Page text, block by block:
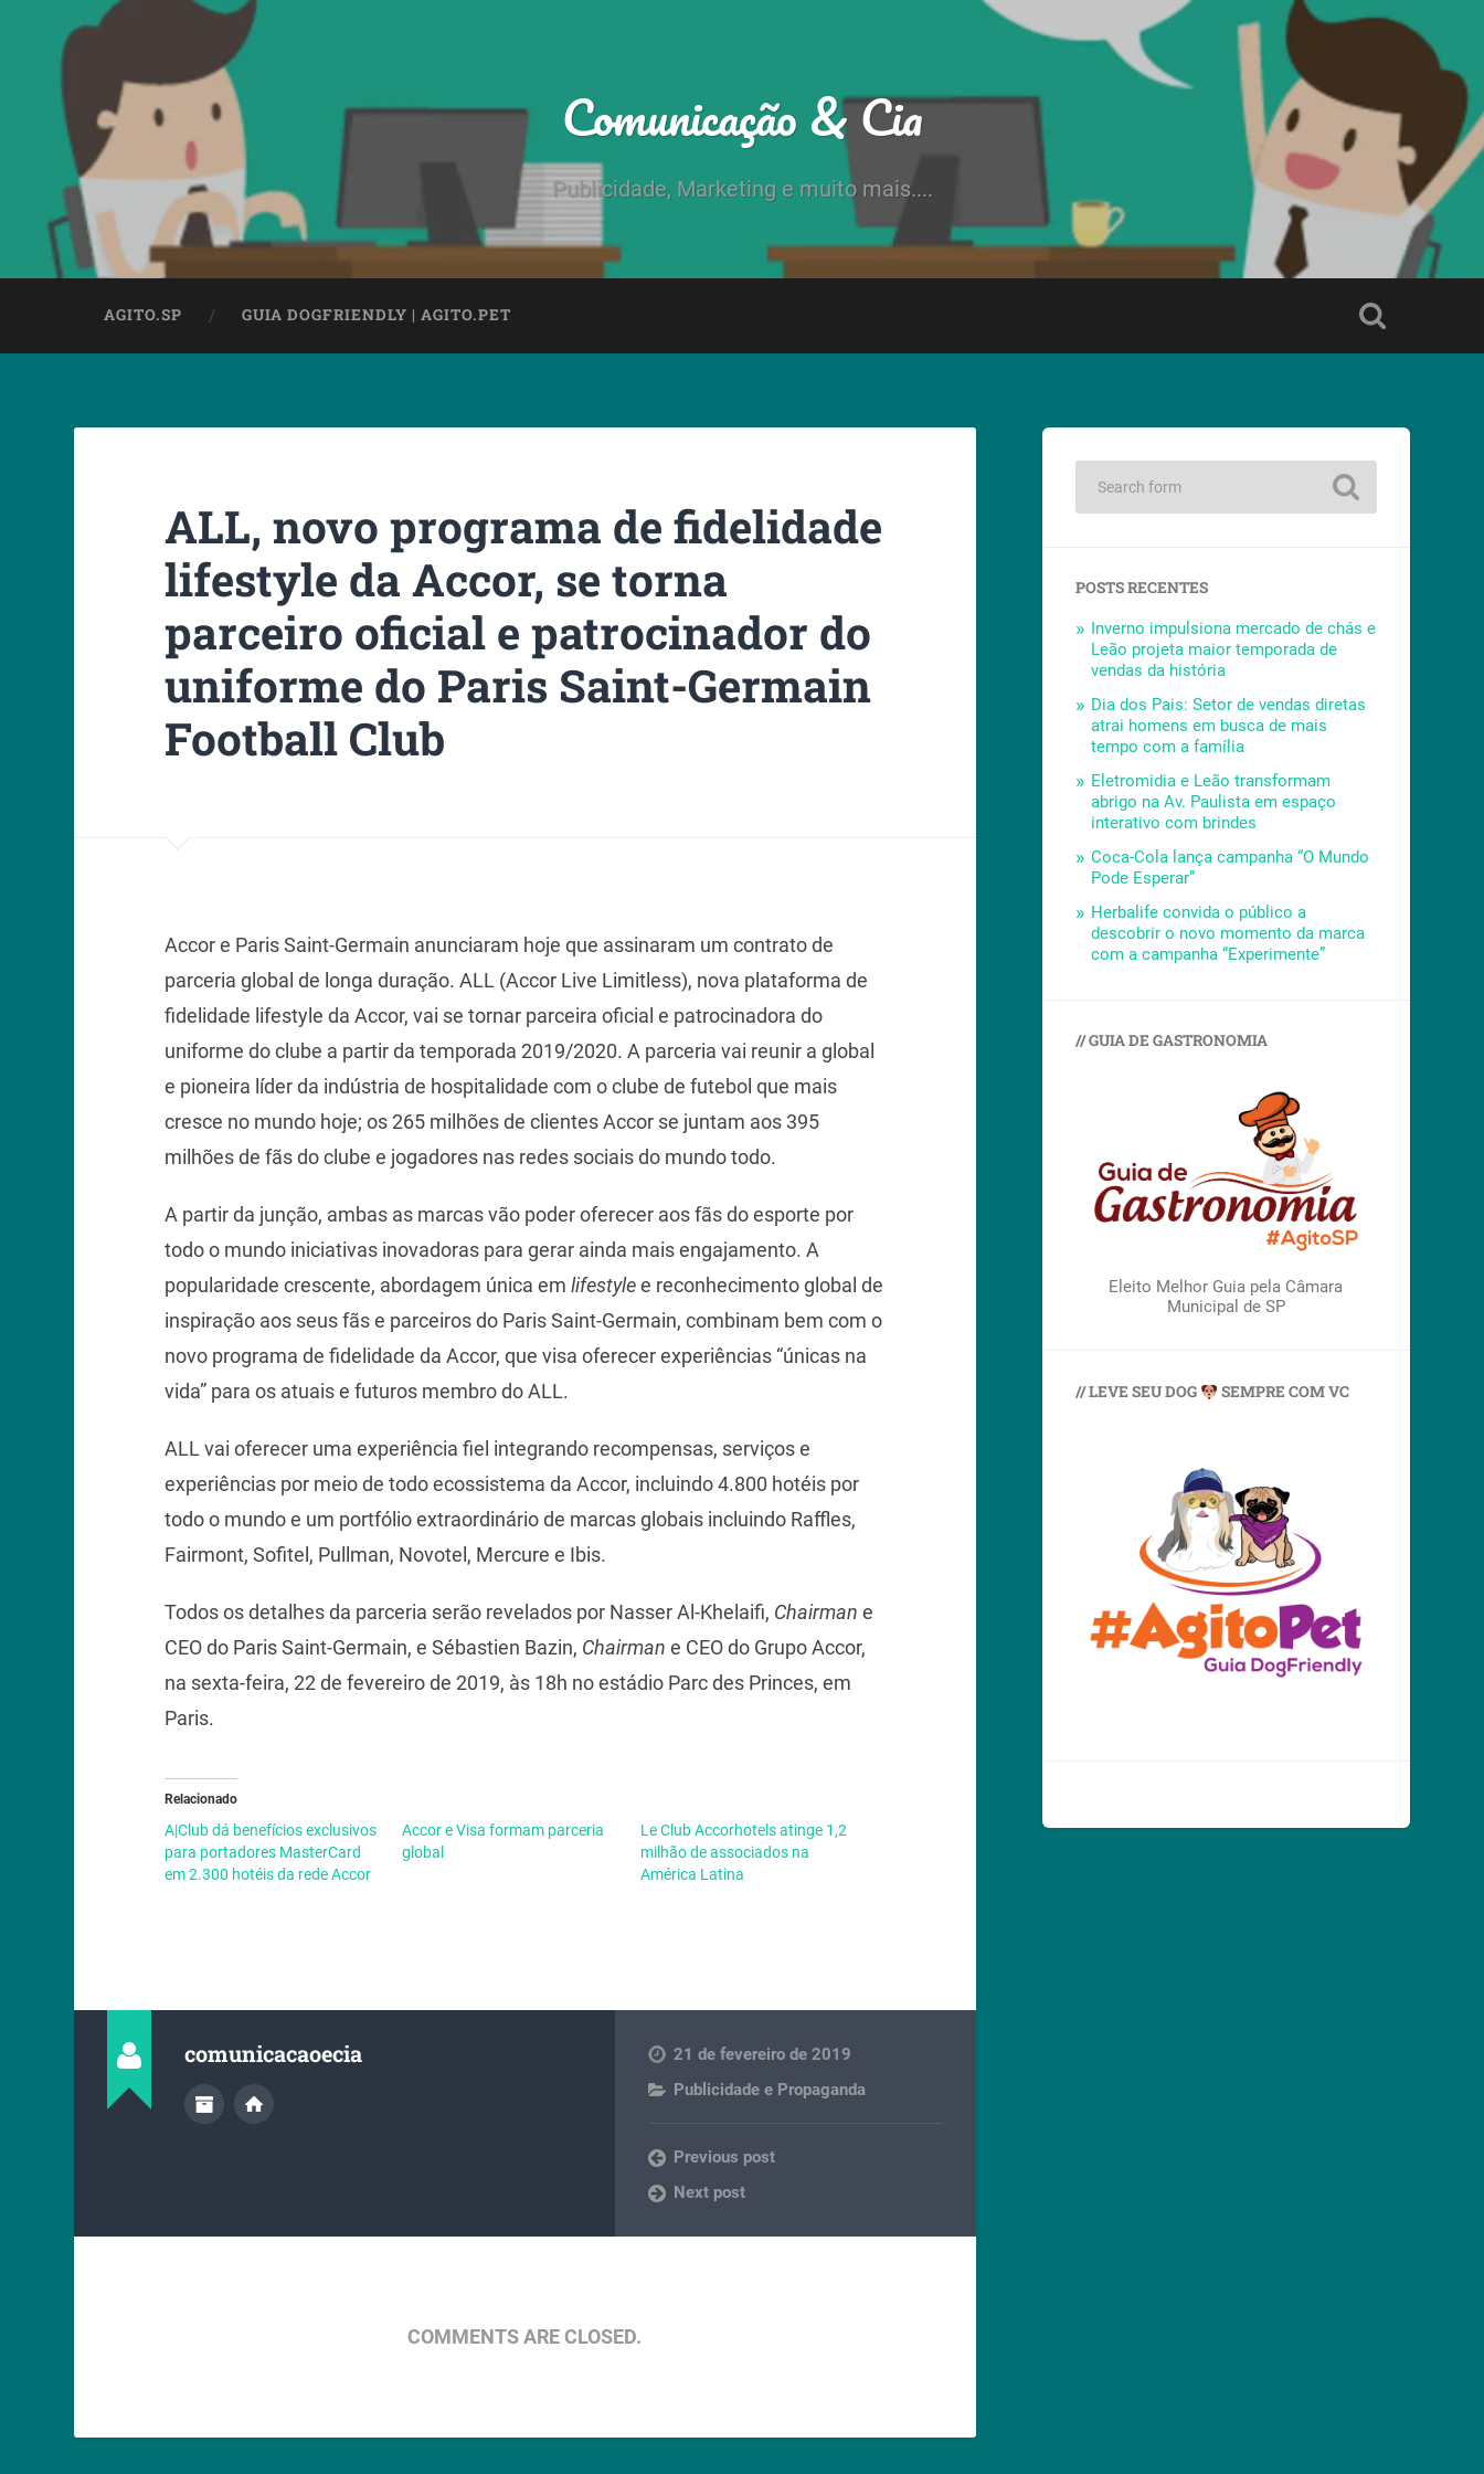
Comunicação & Cia
Publicidade, Marketing e muito mais....
AGITO.SP GUIA DOGFRIENDLY | AGITO.PET
ALL, novo programa de fidelidade
lifestyle da Accor, se torna
parceiro oficial e patrocinador do
uniforme do Paris Saint-Germain
Football Club
Accor e Paris Saint-Germain anunciaram hoje que assinaram um contrato de
parceria global de longa duração. ALL (Accor Live Limitless), nova plataforma de
fidelidade lifestyle da Accor, vai se tornar parceira oficial e patrocinadora do
uniforme do clube a partir da temporada 2019/2020. A parceria vai reunir a global
e pioneira líder da indústria de hospitalidade com o clube de futebol que mais
cresce no mundo hoje; os 265 milhões de clientes Accor se juntam aos 395
milhões de fãs do clube e jogadores nas redes sociais do mundo todo.
A partir da junção, ambas as marcas vão poder oferecer aos fãs do esporte por
todo o mundo iniciativas inovadoras para gerar ainda mais engajamento. A
popularidade crescente, abordagem única em lifestylee reconhecimento global de
inspiração aos seus fãs e parceiros do Paris Saint-Germain, combinam bem com o
novo programa de fidelidade da Accor, que visa oferecer experiências “únicas na
vida” para os atuais e futuros membro do ALL.
ALL vai oferecer uma experiência fiel integrando recompensas, serviços e
experiências por meio de todo ecossistema da Accor, incluindo 4.800 hotéis por
todo o mundo e um portfólio extraordinário de marcas globais incluindo Raffles,
Fairmont, Sofitel, Pullman, Novotel, Mercure e Ibis.
Todos os detalhes da parceria serão revelados por Nasser Al-Khelaifi, Chairman e
CEO do Paris Saint-Germain, e Sébastien Bazin, Chairman e CEO do Grupo Accor,
na sexta-feira, 22 de fevereiro de 2019, às 18h no estádio Parc des Princes, em
Paris.
Relacionado
A|Club dá benefícios exclusivos
para portadores MasterCard
em 2.300 hotéis da rede Accor
Accor e Visa formam parceria
global
Le Club Accorhotels atinge 1,2
milhão de associados na
América Latina
comunicacaoecia
21 de fevereiro de 2019
Publicidade e Propaganda
Previous post
Next post
COMMENTS ARE CLOSED.
POSTS RECENTES
Inverno impulsiona mercado de chás e
Leão projeta maior temporada de
vendas da história
Dia dos Pais: Setor de vendas diretas
atrai homens em busca de mais
tempo com a família
Eletromidia e Leão transformam
abrigo na Av. Paulista em espaço
interativo com brindes
Coca-Cola lança campanha “O Mundo
Pode Esperar”
Herbalife convida o público a
descobrir o novo momento da marca
com a campanha “Experimente”
// GUIA DE GASTRONOMIA
Eleito Melhor Guia pela Câmara
Municipal de SP
// LEVE SEU DOG SEMPRE COM VC